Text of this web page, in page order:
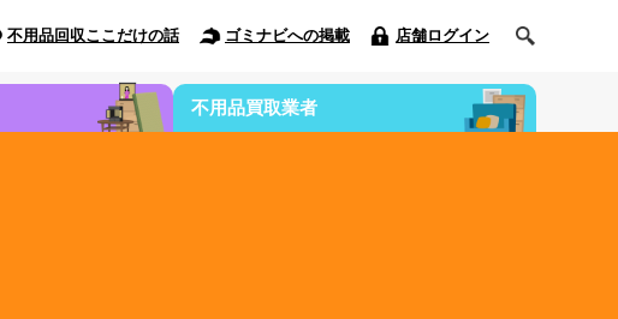
不用品回収ここだけの話 ゴミナビへの掲載 店舗ログイン
不用品買取業者